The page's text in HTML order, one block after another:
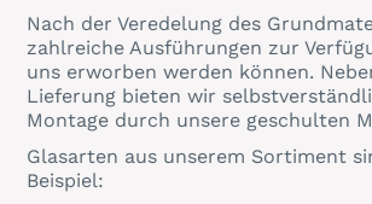
Nach der Veredelung des
zahlreiche Ausführungen zur
uns erworben werden können.
Lieferung bieten wir
Montage durch unsere geschulten
Glasarten aus unserem Sortiment
Beispiel: